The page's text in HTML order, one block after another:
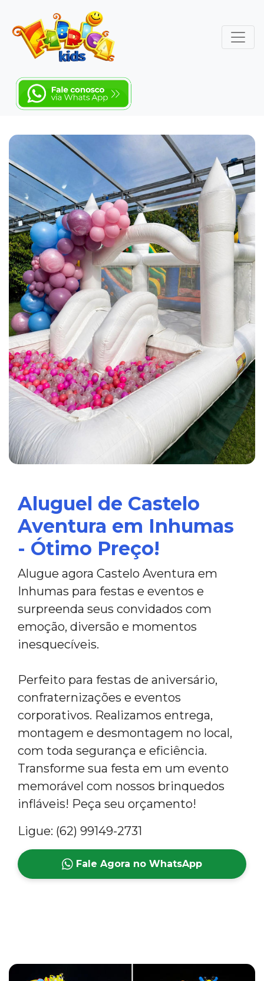
Aluguel de Castelo
Aventura em Inhumas
- Ótimo Preço!
Alugue agora Castelo Aventura em
Inhumas para festas e eventos e
surpreenda seus convidados com
emoção, diversão e momentos
inesquecíveis.
Perfeito para festas de aniversário,
confraternizações e eventos
corporativos. Realizamos entrega,
montagem e desmontagem no local,
com toda segurança e eficiência.
Transforme sua festa em um evento
memorável com nossos brinquedos
infláveis! Peça seu orçamento!
Ligue: (62) 99149-2731
Fale Agora no WhatsApp